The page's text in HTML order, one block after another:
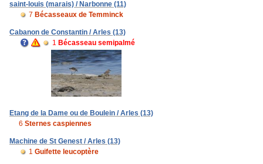
saint-louis (marais) / Narbonne (11)
7 Bécasseaux de Temminck
Cabanon de Constantin / Arles (13)
1 Bécasseau semipalmé
Etang de la Dame ou de Boulein / Arles (13)
6 Sternes caspiennes
Machine de St Genest / Arles (13)
1 Guifette leucoptère